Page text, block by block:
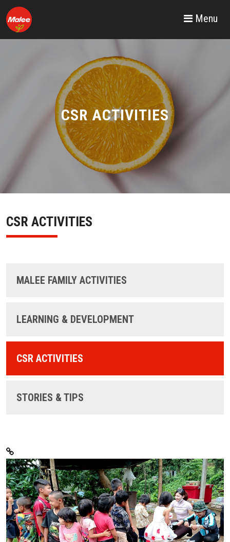
Menu
CSR ACTIVITIES
CSR ACTIVITIES
MALEE FAMILY ACTIVITIES
LEARNING & DEVELOPMENT
CSR ACTIVITIES
STORIES & TIPS